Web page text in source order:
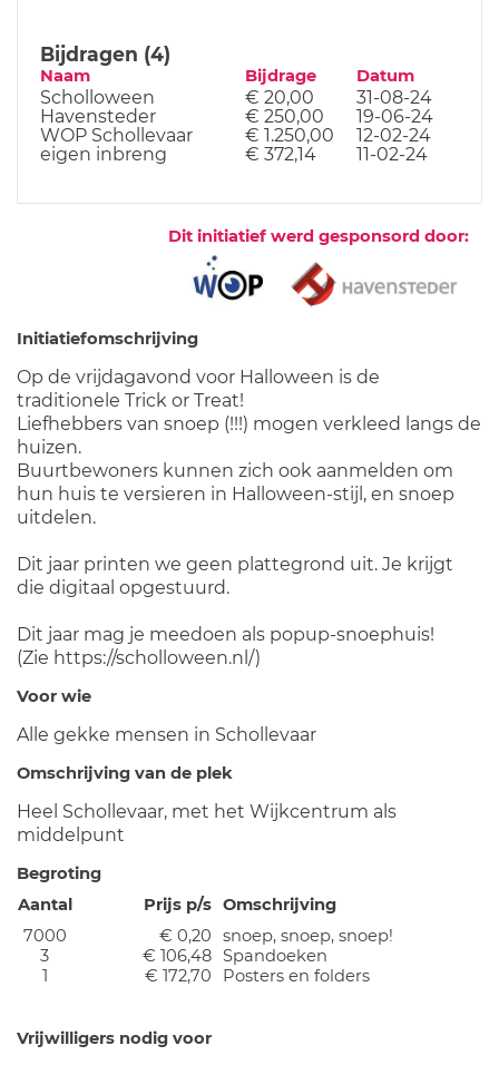
Bijdragen (4)
Naam Bijdrage Datum
Scholloween € 20,00
31-08-24
Havensteder
€ 250,00
19-06-24
WOP Schollevaar
€ 1.250,00
12-02-24
eigen inbreng
€ 372,14 11-02-24
Dit initiatief werd gesponsord door:
Initiatiefomschrijving
Op de vrijdagavond voor Halloween is de
traditionele Trick or Treat!
Liefhebbers van snoep (!!!) mogen verkleed langs de
huizen.
Buurtbewoners kunnen zich ook aanmelden om
hun huis te versieren in Halloween-stijl, en snoep
uitdelen.
Dit jaar printen we geen plattegrond uit. Je krijgt
die digitaal opgestuurd.
Dit jaar mag je meedoen als popup-snoephuis!
(Zie https://scholloween.nl/)
Voor wie
Alle gekke mensen in Schollevaar
Omschrijving van de plek
Heel Schollevaar, met het Wijkcentrum als
middelpunt
Begroting
Aantal
Prijs p/s Omschrijving
7000
€ 0,20
snoep, snoep, snoep!
3
€ 106,48 Spandoeken
1
€ 172,70 Posters en folders
Vrijwilligers nodig voor